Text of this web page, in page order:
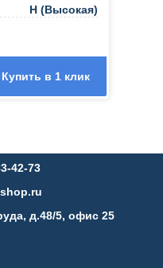
H (Высокая)
Купить в 1 клик
42-73
д.48/5, офис 25